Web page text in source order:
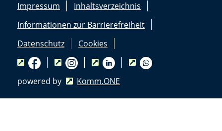
Impressum
Inhaltsverzeichnis
Informationen zur Barrierefreiheit
Datenschutz
Cookies
powered by Komm.ONE